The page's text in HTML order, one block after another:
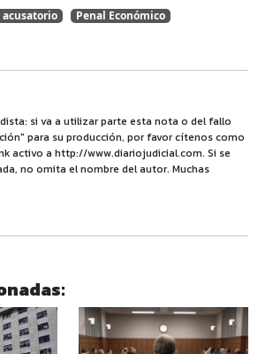
Penal Económico
si va a utilizar parte esta nota o del fallo
para su producción, por favor cítenos como
activo a http://www.diariojudicial.com. Si se
no omita el nombre del autor. Muchas